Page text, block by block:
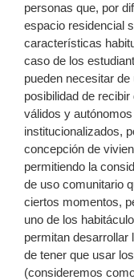
personas que, por
espacio residencial
características
caso de los
pueden necesitar
posibilidad de
válidos y
institucionalizados,
concepción de
permitiendo la
de uso comunitario
ciertos momentos,
uno de los
permitan desarrollar
de tener que usar
(consideremos